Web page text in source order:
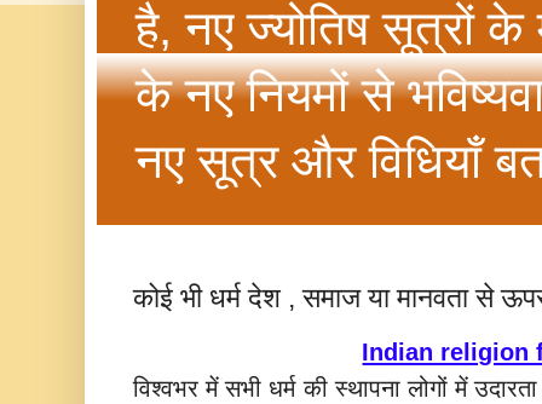
है, नए ज्योतिष सूत्रों
के नए नियमों से
नए सूत्र और विधियाँ
कोई भी धर्म देश , समाज या मानवता से
Indian religion
विश्‍वभर में सभी धर्म की स्‍थापना लोगों में